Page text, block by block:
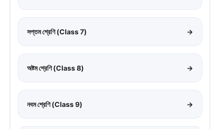
সপ্তম শ্রেণি (Class 7) →
অষ্টম শ্রেণি (Class 8) →
নবম শ্রেণি (Class 9) →